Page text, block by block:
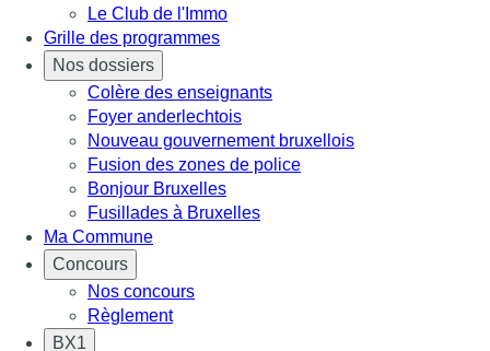
Le Club de l'Immo
Grille des programmes
Nos dossiers
Colère des enseignants
Foyer anderlechtois
Nouveau gouvernement bruxellois
Fusion des zones de police
Bonjour Bruxelles
Fusillades à Bruxelles
Ma Commune
Concours
Nos concours
Règlement
BX1